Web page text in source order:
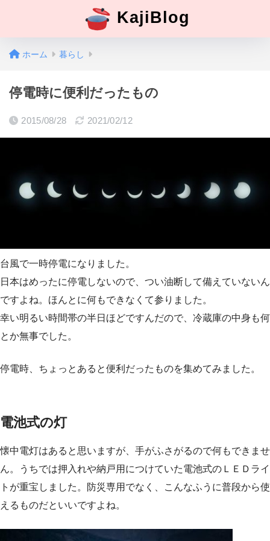
KajiBlog
ホーム 暮らし
停電時に便利だったもの
2015/08/28 2021/02/12
台風で一時停電になりました。
日本はめったに停電しないので、つい油断して備えていないん
ですよね。ほんとに何もできなくて参りました。
幸い明るい時間帯の半日ほどですんだので、冷蔵庫の中身も何
とか無事でした。
停電時、ちょっとあると便利だったものを集めてみました。
電池式の灯
懐中電灯はあると思いますが、手がふさがるので何もできませ
ん。うちでは押入れや納戸用につけていた電池式のＬＥＤライ
トが重宝しました。防災専用でなく、こんなふうに普段から使
えるものだといいですよね。